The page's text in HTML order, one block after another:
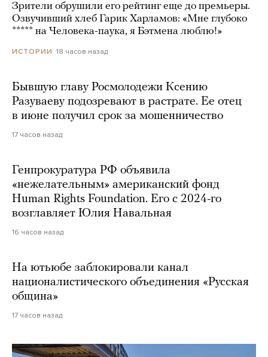
Зрители обрушили его рейтинг еще до премьеры.
Озвучивший хлеб Гарик Харламов: «Мне глубоко
***** на Человека-паука, я Бэтмена люблю!»
ИСТОРИИ 18 часов назад
Бывшую главу Росмолодежи Ксению
Разуваеву подозревают в растрате. Ее отец
в июне получил срок за мошенничество
17 часов назад
Генпрокуратура РФ объявила
«нежелательным» американский фонд
Human Rights Foundation. Его с 2024-го
возглавляет Юлия Навальная
16 часов назад
На ютьюбе заблокировали канал
националистического объединения «Русская
община»
17 часов назад